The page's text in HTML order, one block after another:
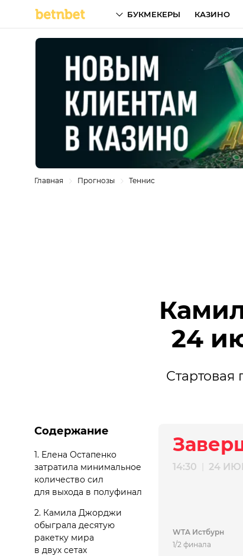
БУКМЕКЕРЫ КАЗИНО
Главная Прогнозы Теннис
24
Стартовая
Содержание
1. Елена Остапенко
затратила минимальное
количество сил
для выхода в полуфинал
2. Камила Джорджи
обыграла десятую
ракетку мира
в двух сетах
14:30 24
WTA Истбурн
1/2 финала